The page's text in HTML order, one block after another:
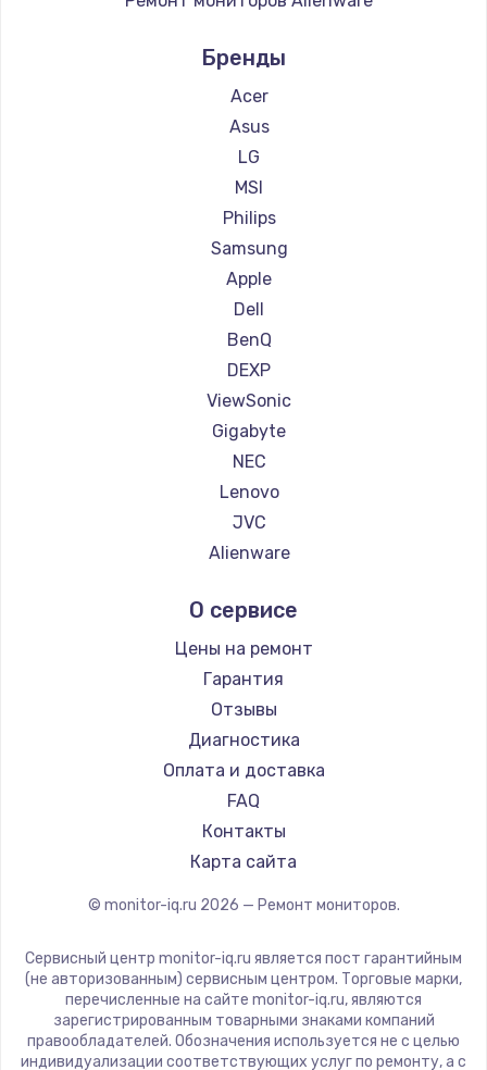
Ремонт мониторов Thunderobot
Ремонт мониторов Hisense
Ремонт мониторов АОС
Ремонт мониторов Ardor
Ремонт мониторов Machenike
Ремонт мониторов iru
Ремонт мониторов Titan Army
Ремонт мониторов iFFALCON
Ремонт мониторов Dahua
Бренды
Acer
Asus
LG
MSI
Philips
Samsung
Apple
Dell
BenQ
DEXP
ViewSonic
Gigabyte
NEC
Lenovo
JVC
Alienware
Thunderobot
Hisense
АОС
Ardor
Machenike
iru
Titan Army
iFFALCON
Dahua
О сервисе
Цены на ремонт
Гарантия
Отзывы
Диагностика
Оплата и доставка
FAQ
Контакты
Карта сайта
© monitor-iq.ru 2026 — Ремонт мониторов.
Сервисный центр monitor-iq.ru является пост гарантийным
(не авторизованным) сервисным центром. Торговые марки,
перечисленные на сайте monitor-iq.ru, являются
зарегистрированным товарными знаками компаний
правообладателей. Обозначения используется не с целью
индивидуализации соответствующих услуг по ремонту, а с